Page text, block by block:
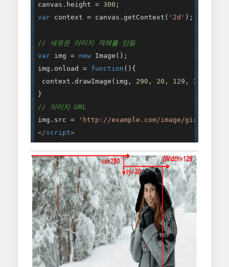
canvas.height = 300
var context = canvas.getContext( '2d' );
// 새로운 이미지 객체를 만듬
var img = new Image();
img.onload = function ( ) {
context.drawImage(img, 290 , 20 , 129 , 340
// 이미지 URL
img.src =
'http://example.com/image/girl-
</script>